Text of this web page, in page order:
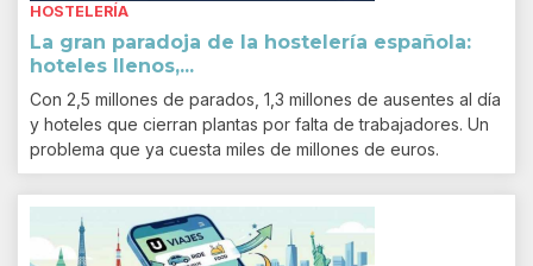
HOSTELERÍA
La gran paradoja de la hostelería española:
hoteles llenos,...
Con 2,5 millones de parados, 1,3 millones de ausentes al día
y hoteles que cierran plantas por falta de trabajadores. Un
problema que ya cuesta miles de millones de euros.